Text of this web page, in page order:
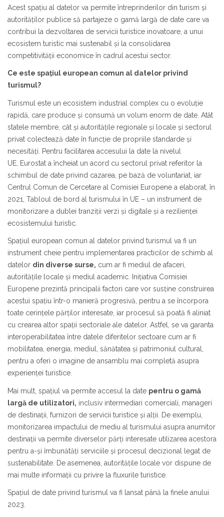
Acest spațiu al datelor va permite întreprinderilor din turism și
autorităților publice să partajeze o gamă largă de date care va
contribui la dezvoltarea de servicii turistice inovatoare, a unui
ecosistem turistic mai sustenabil și la consolidarea
competitivității economice în cadrul acestui sector.
Ce este spațiul european comun al datelor privind
turismul?
Turismul este un ecosistem industrial complex cu o evoluție
rapidă, care produce și consumă un volum enorm de date. Atât
statele membre, cât și autoritățile regionale și locale și sectorul
privat colectează date în funcție de propriile standarde și
necesități. Pentru facilitarea accesului la date la nivelul
UE, Eurostat a încheiat un acord cu sectorul privat referitor la
schimbul de date privind cazarea, pe bază de voluntariat, iar
Centrul Comun de Cercetare al Comisiei Europene a elaborat, în
2021, Tabloul de bord al turismului în UE – un instrument de
monitorizare a dublei tranziții verzi și digitale și a rezilienței
ecosistemului turistic.
Spațiul european comun al datelor privind turismul va fi un
instrument cheie pentru implementarea practicilor de schimb al
datelor din diverse surse, cum ar fi mediul de afaceri,
autoritățile locale și mediul academic. Inițiativa Comisiei
Europene prezintă principalii factori care vor susține construirea
acestui spațiu într-o manieră progresivă, pentru a se încorpora
toate cerințele părților interesate, iar procesul să poată fi aliniat
cu crearea altor spații sectoriale ale datelor. Astfel, se va garanta
interoperabilitatea între datele diferitelor sectoare cum ar fi
mobilitatea, energia, mediul, sănătatea și patrimoniul cultural,
pentru a oferi o imagine de ansamblu mai completă asupra
experienței turistice.
Mai mult, spațiul va permite accesul la date pentru o gamă
largă de utilizatori, inclusiv intermediari comerciali, manageri
de destinații, furnizori de servicii turistice și alții. De exemplu,
monitorizarea impactului de mediu al turismului asupra anumitor
destinații va permite diverselor părți interesate utilizarea acestora
pentru a-și îmbunătăți serviciile și procesul decizional legat de
sustenabilitate. De asemenea, autoritățile locale vor dispune de
mai multe informații cu privire la fluxurile turistice.
Spațiul de date privind turismul va fi lansat până la finele anului
2023.